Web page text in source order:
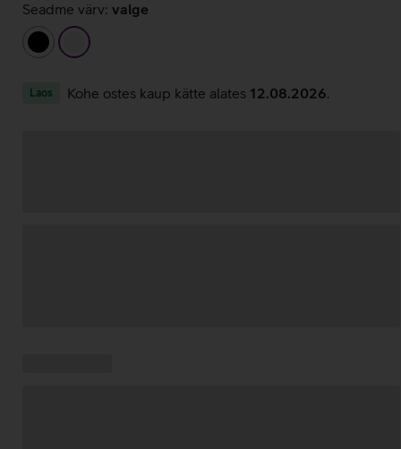
Seadme värv: valge
must
valge
Laos Kohe ostes kaup kätte alates 12.08.2026